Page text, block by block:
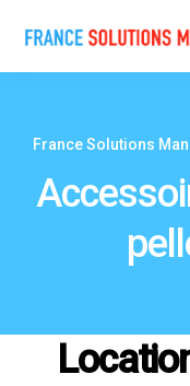
France Solutions